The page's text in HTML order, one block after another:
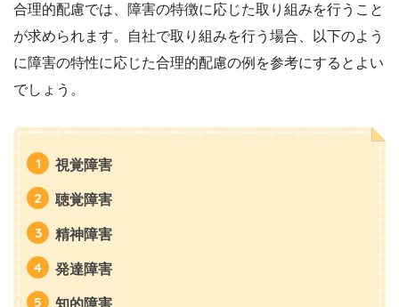
合理的配慮では、障害の特徴に応じた取り組みを行うこと
が求められます。自社で取り組みを行う場合、以下のよう
に障害の特性に応じた合理的配慮の例を参考にするとよい
でしょう。
視覚障害
聴覚障害
精神障害
発達障害
知的障害